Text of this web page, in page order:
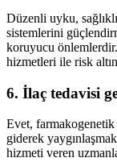
Düzenli uyku,
sistemlerini
koruyucu önlemlerdir.
hizmetleri ile risk
6. İlaç tedavisi
Evet,
giderek
hizmeti veren